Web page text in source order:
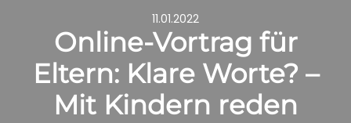
11.01.2022
Online-Vortrag für
Eltern: Klare Worte? –
Mit Kindern reden